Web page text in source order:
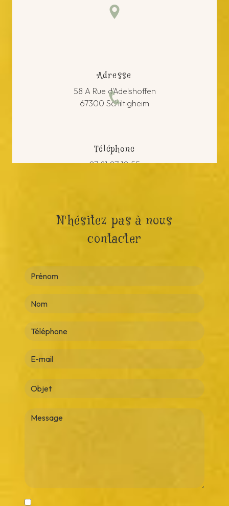
Adresse
58 A Rue d'Adelshoffen
67300 Schiltigheim
Téléphone
07 81 07 10 55
N'hésitez pas à nous
contacter